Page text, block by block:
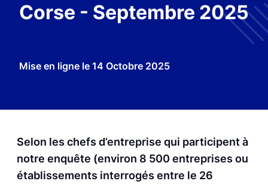
Corse - Septembre 2025
Mise en ligne le 14 Octobre 2025
Selon les chefs d’entreprise qui participent à
notre enquête (environ 8 500 entreprises ou
établissements interrogés entre le 26